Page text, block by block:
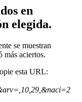
en
elegida.
se muestran
más aciertos.
esta URL: